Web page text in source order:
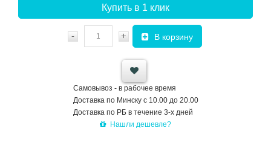
Купить в 1 клик
- + В корзину
Самовывоз - в рабочее время
Доставка по Минску с 10.00 до 20.00
Доставка по РБ в течение 3-х дней
Нашли дешевле?